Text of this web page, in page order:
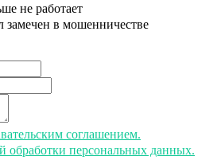
не работает
замечен в мошенничестве
соглашением.
обработки персональных данных.